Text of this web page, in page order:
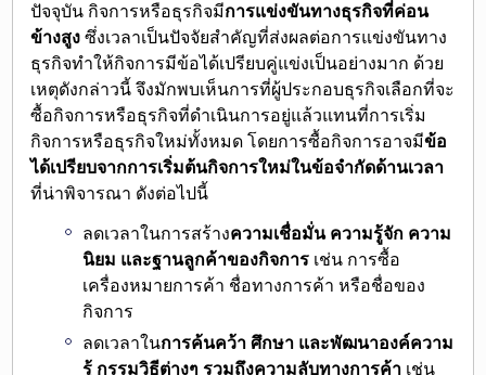
ปัจจุบัน กิจการหรือธุรกิจมีการแข่งขันทางธุรกิจที่ค่อน
ข้างสูง ซึ่งเวลาเป็นปัจจัยสำคัญที่ส่งผลต่อการแข่งขันทาง
ธุรกิจทำให้กิจการมีข้อได้เปรียบคู่แข่งเป็นอย่างมาก ด้วย
เหตุดังกล่าวนี้ จึงมักพบเห็นการที่ผู้ประกอบธุรกิจเลือกที่จะ
ซื้อกิจการหรือธุรกิจที่ดำเนินการอยู่แล้วแทนที่การเริ่ม
กิจการหรือธุรกิจใหม่ทั้งหมด โดยการซื้อกิจการอาจมีข้อ
ได้เปรียบจากการเริ่มต้นกิจการใหม่ในข้อจำกัดด้านเวลา
ที่น่าพิจารณา ดังต่อไปนี้
ลดเวลาในการสร้างความเชื่อมั่น ความรู้จัก ความ
นิยม และฐานลูกค้าของกิจการ เช่น การซื้อ
เครื่องหมายการค้า ชื่อทางการค้า หรือชื่อของ
กิจการ
ลดเวลาในการค้นคว้า ศึกษา และพัฒนาองค์ความ
รู้ กรรมวิธีต่างๆ รวมถึงความลับทางการค้า เช่น